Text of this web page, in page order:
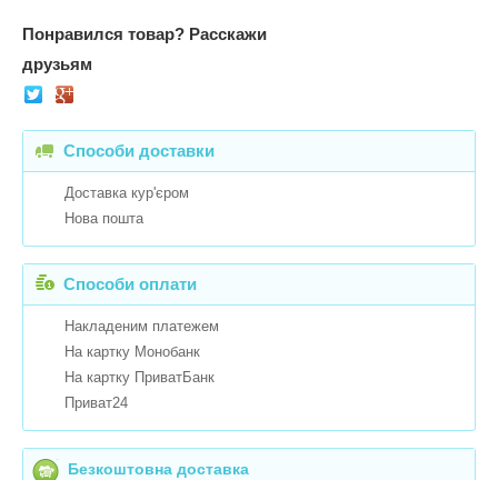
Понравился товар? Расскажи
друзьям
Способи доставки
Доставка кур'єром
Нова пошта
Способи оплати
Накладеним платежем
На картку Монобанк
На картку ПриватБанк
Приват24
Безкоштовна доставка